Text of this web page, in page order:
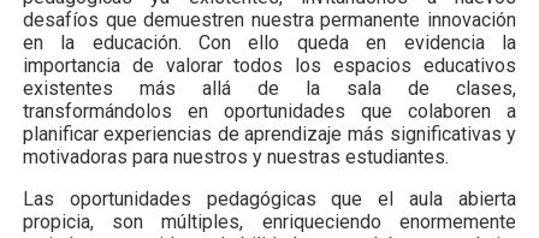
desafíos que demuestren nuestra permanente innovación
en la educación. Con ello queda en evidencia la
importancia de valorar todos los espacios educativos
existentes más allá de la sala de clases,
transformándolos en oportunidades que colaboren a
planificar experiencias de aprendizaje más significativas y
motivadoras para nuestros y nuestras estudiantes.
Las oportunidades pedagógicas que el aula abierta
propicia, son múltiples, enriqueciendo enormemente